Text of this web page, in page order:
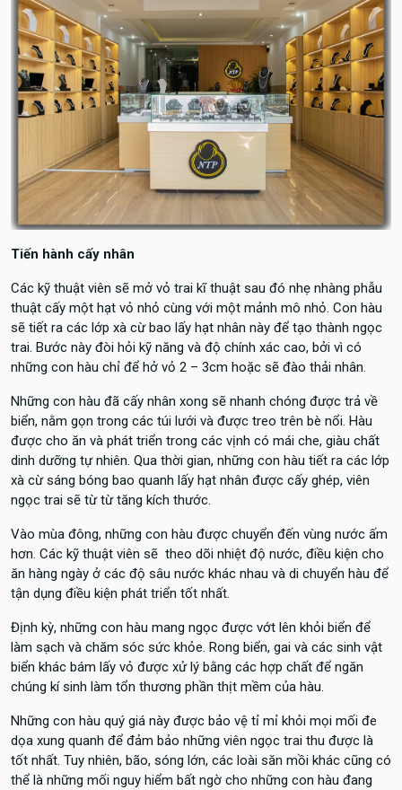
Tiến hành cấy nhân
Các kỹ thuật viên sẽ mở vỏ trai kĩ thuật sau đó nhẹ nhàng phẫu
thuật cấy một hạt vỏ nhỏ cùng với một mảnh mô nhỏ. Con hàu
sẽ tiết ra các lớp xà cừ bao lấy hạt nhân này để tạo thành ngọc
trai. Bước này đòi hỏi kỹ năng và độ chính xác cao, bởi vì có
những con hàu chỉ để hở vỏ 2 – 3cm hoặc sẽ đào thải nhân.
Những con hàu đã cấy nhân xong sẽ nhanh chóng được trả về
biển, nằm gọn trong các túi lưới và được treo trên bè nổi. Hàu
được cho ăn và phát triển trong các vịnh có mái che, giàu chất
dinh dưỡng tự nhiên. Qua thời gian, những con hàu tiết ra các lớp
xà cừ sáng bóng bao quanh lấy hạt nhân được cấy ghép, viên
ngọc trai sẽ từ từ tăng kích thước.
Vào mùa đông, những con hàu được chuyển đến vùng nước ấm
hơn. Các kỹ thuật viên sẽ theo dõi nhiệt độ nước, điều kiện cho
ăn hàng ngày ở các độ sâu nước khác nhau và di chuyển hàu để
tận dụng điều kiện phát triển tốt nhất.
Định kỳ, những con hàu mang ngọc được vớt lên khỏi biển để
làm sạch và chăm sóc sức khỏe. Rong biển, gai và các sinh vật
biển khác bám lấy vỏ được xử lý bằng các hợp chất để ngăn
chúng kí sinh làm tổn thương phần thịt mềm của hàu.
Những con hàu quý giá này được bảo vệ tỉ mỉ khỏi mọi mối đe
dọa xung quanh để đảm bảo những viên ngọc trai thu được là
tốt nhất. Tuy nhiên, bão, sóng lớn, các loài săn mồi khác cũng có
thể là những mối nguy hiểm bất ngờ cho những con hàu đang